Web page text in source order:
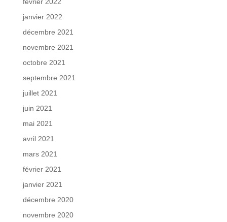
janvier 2022
décembre 2021
novembre 2021
octobre 2021
septembre 2021
juillet 2021
juin 2021
mai 2021
avril 2021
mars 2021
février 2021
janvier 2021
décembre 2020
novembre 2020